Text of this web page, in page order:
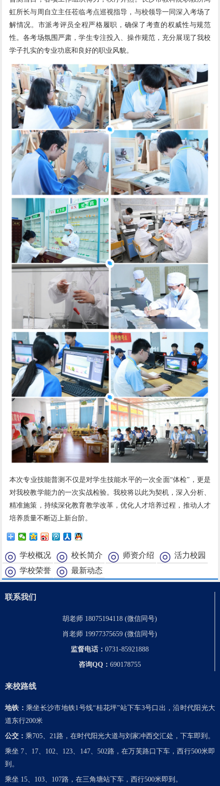
虹所长与周自立主任莅临考点巡视指导，与校领导一同深入考场了
解情况。市派考评员全程严格履职，确保了考查的权威性与规范
性。各考场氛围严肃，学生专注投入、操作规范，充分展现了我校
学子扎实的专业功底和良好的职业风貌。
本次专业技能普测不仅是对学生技能水平的一次全面“体检”，更是
对我校教学能力的一次实战检验。我校将以此为契机，深入分析、
精准施策，持续深化教育教学改革，优化人才培养过程，推动人才
培养质量不断迈上新台阶。
学校概况 校长简介 师资介绍
活力校园
学校荣誉
最新动态
联系我们
胡老师 18075194118 (微信同号)
肖老师 19977375659 (微信同号)
监督电话： 0731-85921888
咨询QQ： 690178755
来校路线
地铁： 乘坐长沙市地铁1号线“桂花坪”站下车3号口出，沿时代阳光大
道东行200米
公交： 乘705、21路，在时代阳光大道与刘家冲西交汇处，下车即到。
乘坐 7、17、102、123、147、502路，在万芙路口下车，西行500米即
到。
乘坐 15、103、107路，在三角塘站下车，西行500米即到。